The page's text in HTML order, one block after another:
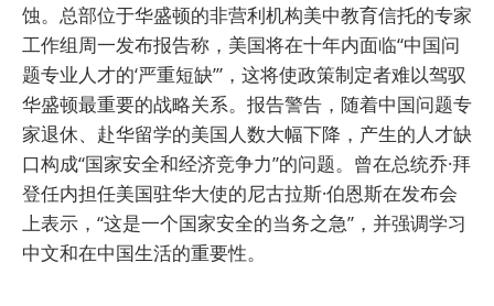
蚀。总部位于华盛顿的非营利机构美中教育信托的专家
工作组周一发布报告称，美国将在十年内面临“中国问
题专业人才的‘严重短缺’”，这将使政策制定者难以驾驭
华盛顿最重要的战略关系。报告警告，随着中国问题专
家退休、赴华留学的美国人数大幅下降，产生的人才缺
口构成“国家安全和经济竞争力”的问题。曾在总统乔·拜
登任内担任美国驻华大使的尼古拉斯·伯恩斯在发布会
上表示，“这是一个国家安全的当务之急”，并强调学习
中文和在中国生活的重要性。